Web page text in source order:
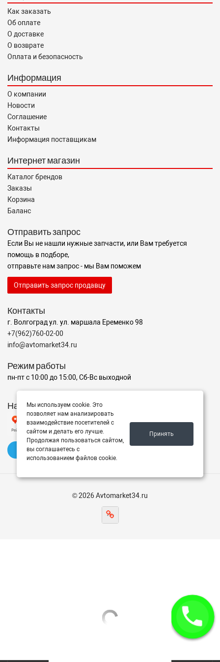
Как заказать
Об оплате
О доставке
О возврате
Оплата и безопасность
Информация
О компании
Новости
Соглашение
Контакты
Информация поставщикам
Интернет магазин
Каталог брендов
Заказы
Корзина
Баланс
Отправить запрос
Если Вы не нашли нужные запчасти, или Вам требуется
помощь в подборе,
отправьте нам запрос - мы Вам поможем
Отправить запрос продавцу
Контакты
г. Волгоград ул. ул. маршала Еременко 98
+7(962)760-02-00
info@avtomarket34.ru
Режим работы
пн-пт с 10:00 до 15:00, Сб-Вс выходной
Наш рейтинг на Яндексе
✍️ Оставить отзыв
© 2026 Avtomarket34.ru
Мы используем cookie. Это
позволяет нам анализировать
взаимодействие посетителей с
сайтом и делать его лучше.
Продолжая пользоваться сайтом,
вы соглашаетесь с
использованием файлов cookie.
Принять